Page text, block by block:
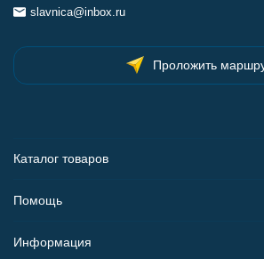
slavnica@inbox.ru
Проложить
Каталог товаров
Помощь
Информация